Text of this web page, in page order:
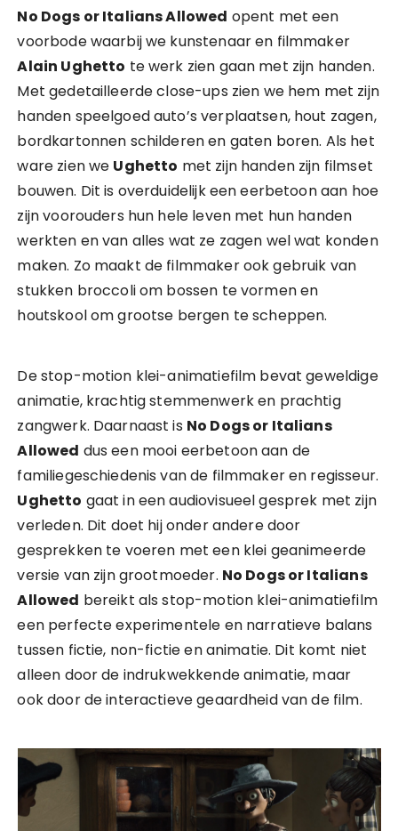
No Dogs or Italians Allowed opent met een
voorbode waarbij we kunstenaar en filmmaker
Alain Ughetto te werk zien gaan met zijn handen.
Met gedetailleerde close-ups zien we hem met zijn
handen speelgoed auto’s verplaatsen, hout zagen,
bordkartonnen schilderen en gaten boren. Als het
ware zien we Ughetto met zijn handen zijn filmset
bouwen. Dit is overduidelijk een eerbetoon aan hoe
zijn voorouders hun hele leven met hun handen
werkten en van alles wat ze zagen wel wat konden
maken. Zo maakt de filmmaker ook gebruik van
stukken broccoli om bossen te vormen en
houtskool om grootse bergen te scheppen.
De stop-motion klei-animatiefilm bevat geweldige
animatie, krachtig stemmenwerk en prachtig
zangwerk. Daarnaast is No Dogs or Italians
Allowed dus een mooi eerbetoon aan de
familiegeschiedenis van de filmmaker en regisseur.
Ughetto gaat in een audiovisueel gesprek met zijn
verleden. Dit doet hij onder andere door
gesprekken te voeren met een klei geanimeerde
versie van zijn grootmoeder. No Dogs or Italians
Allowed bereikt als stop-motion klei-animatiefilm
een perfecte experimentele en narratieve balans
tussen fictie, non-fictie en animatie. Dit komt niet
alleen door de indrukwekkende animatie, maar
ook door de interactieve geaardheid van de film.